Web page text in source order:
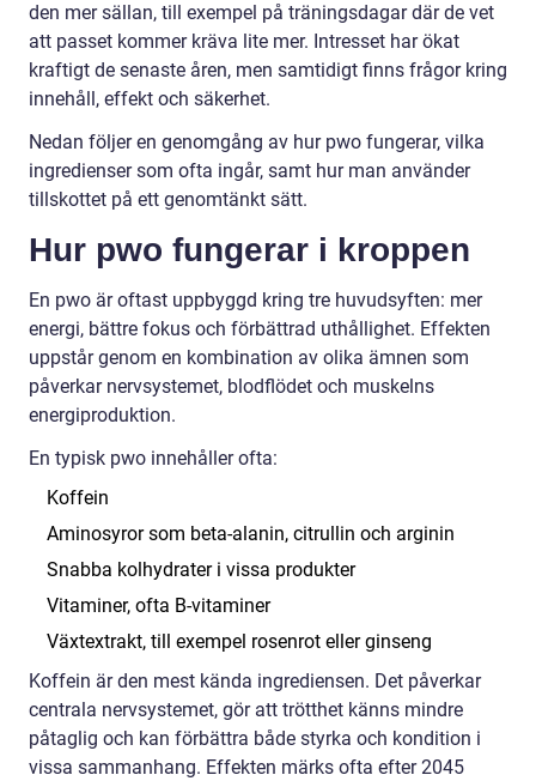
den mer sällan, till exempel på träningsdagar där de vet
att passet kommer kräva lite mer. Intresset har ökat
kraftigt de senaste åren, men samtidigt finns frågor kring
innehåll, effekt och säkerhet.
Nedan följer en genomgång av hur pwo fungerar, vilka
ingredienser som ofta ingår, samt hur man använder
tillskottet på ett genomtänkt sätt.
Hur pwo fungerar i kroppen
En pwo är oftast uppbyggd kring tre huvudsyften: mer
energi, bättre fokus och förbättrad uthållighet. Effekten
uppstår genom en kombination av olika ämnen som
påverkar nervsystemet, blodflödet och muskelns
energiproduktion.
En typisk pwo innehåller ofta:
Koffein
Aminosyror som beta-alanin, citrullin och arginin
Snabba kolhydrater i vissa produkter
Vitaminer, ofta B-vitaminer
Växtextrakt, till exempel rosenrot eller ginseng
Koffein är den mest kända ingrediensen. Det påverkar
centrala nervsystemet, gör att trötthet känns mindre
påtaglig och kan förbättra både styrka och kondition i
vissa sammanhang. Effekten märks ofta efter 2045